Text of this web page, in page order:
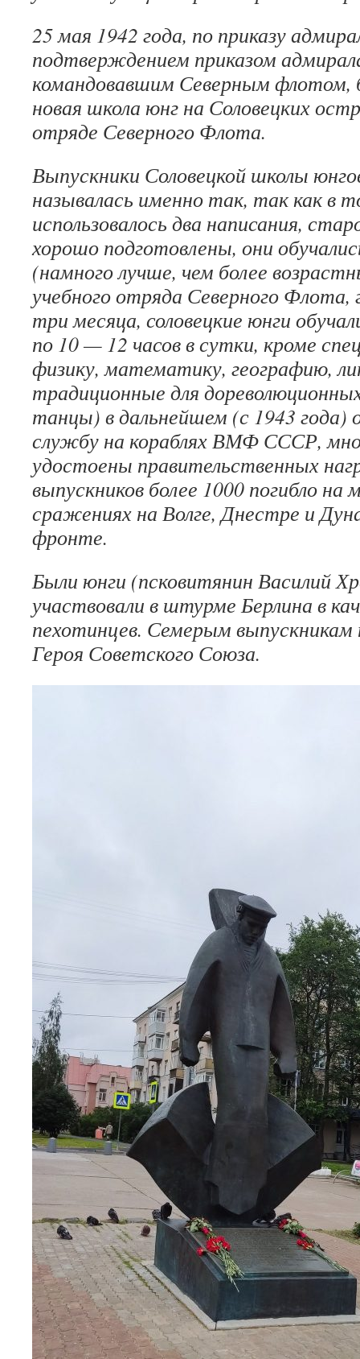
25 мая 1942 года, по приказу
подтверждением приказом
командовавшим Северным флотом,
новая школа юнг на Соловецких
отряде Северного Флота.
Выпускники Соловецкой школы
называлась именно так, так как в
использовалось два написания,
хорошо подготовлены, они
(намного лучше, чем более
учебного отряда Северного Флота,
три месяца, соловецкие юнги
по 10 — 12 часов в сутки, кроме
физику, математику, географию,
традиционные для
танцы) в дальнейшем (с 1943 года)
службу на кораблях ВМФ СССР,
удостоены правительственных
выпускников более 1000 погибло на
сражениях на Волге, Днестре и
фронте.
Были юнги (псковитянин Василий
участвовали в штурме Берлина в
пехотинцев. Семерым выпускникам
Героя Советского Союза.